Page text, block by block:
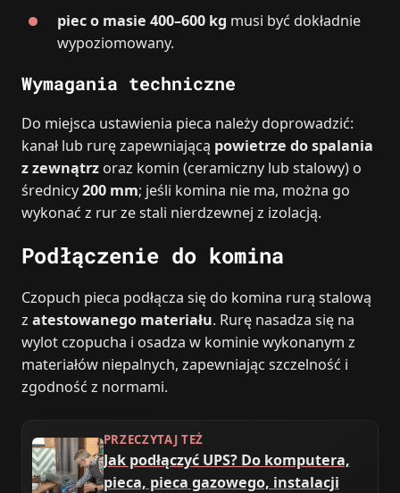
piec o masie 400–600 kg musi być dokładnie
wypoziomowany.
Wymagania techniczne
Do miejsca ustawienia pieca należy doprowadzić:
kanał lub rurę zapewniającą powietrze do spalania
z zewnątrz oraz komin (ceramiczny lub stalowy) o
średnicy200 mm; jeśli komina nie ma, można go
wykonać z rur ze stali nierdzewnej z izolacją.
Podłączenie do komina
Czopuch pieca podłącza się do komina rurą stalową
z atestowanego materiału. Rurę nasadza się na
wylot czopucha i osadza w kominie wykonanym z
materiałów niepalnych, zapewniając szczelność i
zgodność z normami.
PRZECZYTAJ TEŻ
Jak podłączyć UPS? Do komputera,
pieca, pieca gazowego, instalacji